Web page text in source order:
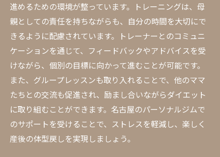
進めるための環境が整っています。トレーニングは、母
親としての責任を持ちながらも、自分の時間を大切にで
きるように配慮されています。トレーナーとのコミュニ
ケーションを通じて、フィードバックやアドバイスを受
けながら、個別の目標に向かって進むことが可能です。
また、グループレッスンも取り入れることで、他のママ
たちとの交流も促進され、励まし合いながらダイエット
に取り組むことができます。名古屋のパーソナルジムで
のサポートを受けることで、ストレスを軽減し、楽しく
産後の体型戻しを実現しましょう。